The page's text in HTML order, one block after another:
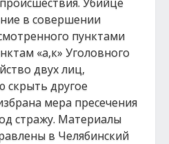
в совершении
пунктами
«а,к» Уголовного
двух лиц,
скрыть другое
мера пресечения
стражу. Материалы
в Челябинский